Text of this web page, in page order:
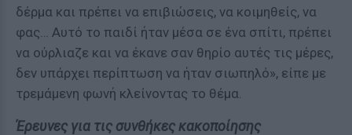
δέρμα και πρέπει να επιβιώσεις, να κοιμηθείς, να
φας… Αυτό το παιδί ήταν μέσα σε ένα σπίτι, πρέπει
να ούρλιαζε και να έκανε σαν θηρίο αυτές τις μέρες,
δεν υπάρχει περίπτωση να ήταν σιωπηλό», είπε με
τρεμάμενη φωνή κλείνοντας το θέμα.
Έρευνες για τις συνθήκες κακοποίησης